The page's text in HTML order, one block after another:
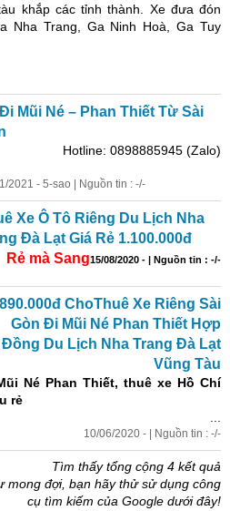
khắp các tỉnh thành. Xe đưa đón
Nha Trang, Ga Ninh Hoà, Ga Tuy
Mũi Né – Phan Thiết Từ Sài
Hotline: 0898885945 (Zalo)
2021 - 5-sao | Nguồn tin : -/-
Xe Ô Tô Riêng Du Lịch Nha
Đà Lạt Giá Rẻ 1.100.000đ
Rẻ mà Sang15/08/2020 - | Nguồn tin : -/-
890.000đ ChoThuê Xe Riêng Sài
Gòn Đi Mũi Né Phan Thiết Hợp
Đồng Du Lịch Nha Trang Đà Lạt
Vũng Tàu
Né Phan Thiết, thuê xe Hồ Chí
rẻ
10/06/2020 - | Nguồn tin : -/-
Tìm thấy tổng cộng 4 kết quả
mong đợi, bạn hãy thử sử dụng công
cụ tìm kiếm của Google dưới đây!